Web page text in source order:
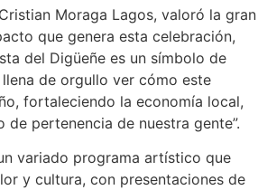
Moraga Lagos, valoró la gran
que genera esta celebración,
del Digüeñe es un símbolo de
de orgullo ver cómo este
fortaleciendo la economía local,
pertenencia de nuestra gente”.
variado programa artístico que
y cultura, con presentaciones de